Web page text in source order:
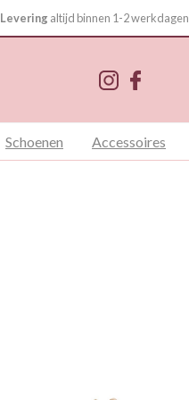
Levering altijd binnen 1-2 werkdagen
Schoenen Accessoires